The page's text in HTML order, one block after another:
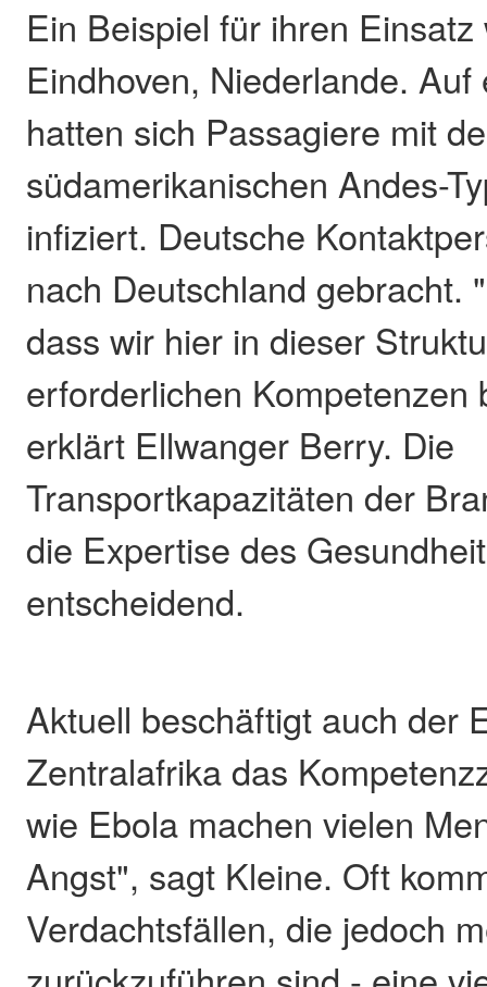
Ein Beispiel für ihren
Eindhoven, Niederlande.
hatten sich Passagiere mit
südamerikanischen Andes-
infiziert. Deutsche
nach Deutschland gebracht.
dass wir hier in dieser
erforderlichen Kompetenzen
erklärt Ellwanger Berry. Die
Transportkapazitäten der
die Expertise des
entscheidend.
Aktuell beschäftigt auch der
Zentralafrika das
wie Ebola machen vielen
Angst", sagt Kleine. Oft
Verdachtsfällen, die jedoch